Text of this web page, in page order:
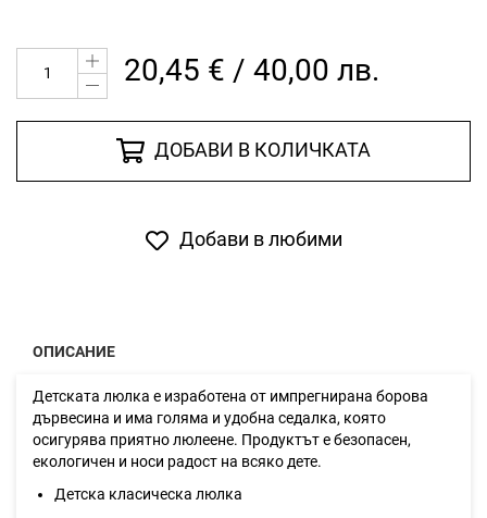
20,45 € / 40,00 лв.
ДОБАВИ В КОЛИЧКАТА
Добави в любими
ОПИСАНИЕ
Детската люлка е изработена от импрегнирана борова
дървесина и има голяма и удобна седалка, която
осигурява приятно люлеене. Продуктът е безопасен,
екологичен и носи радост на всяко дете.
Детска класическа люлка